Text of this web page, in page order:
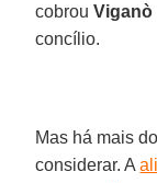
cobrouViganò
concílio.
Mas há mais
considerar. A